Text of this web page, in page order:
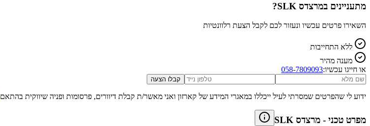
מתעניינים במרצדס SLK ?
השאירו פרטים עכשיו ונעזור לכם לקבל הצעת רלוונטיות
ללא התחייבות
מענה מהיר
או חייגו עכשיו:058-7809093
קבלו הצעה
ידוע לי שהפרטים שמסרתי לעיל ייכללו במאגרי המידע של קארזון ואני מאשר/ת קבלת דיוורים, פרסומות ופניה שיווקית בהתאם
מפרט טכני - מרצדס SLK